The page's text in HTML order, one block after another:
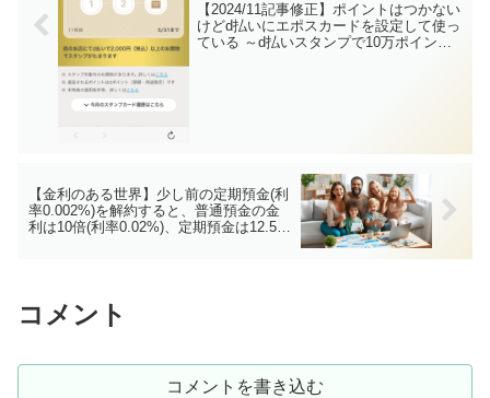
【2024/11記事修正】ポイントはつかない
けどd払いにエポスカードを設定して使っ
ている ～d払いスタンプで10万ポイント
【金利のある世界】少し前の定期預金(利
率0.002%)を解約すると、普通預金の金
利は10倍(利率0.02%)、定期預金は12.5倍
コメント
コメントを書き込む